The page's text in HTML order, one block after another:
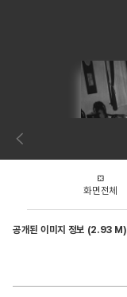
화면전체
공개된 이미지 정보 (2.93 M)